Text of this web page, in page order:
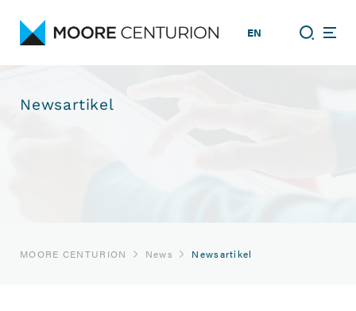
EN
Newsartikel
MOORE CENTURION News Newsartikel